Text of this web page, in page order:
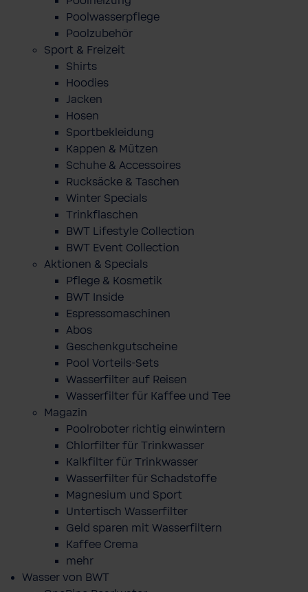
Poolwasserpflege
Poolzubehör
Sport & Freizeit
Shirts
Hoodies
Jacken
Hosen
Sportbekleidung
Kappen & Mützen
Schuhe & Accessoires
Rucksäcke & Taschen
Winter Specials
Trinkflaschen
BWT Lifestyle Collection
BWT Event Collection
Aktionen & Specials
Pflege & Kosmetik
BWT Inside
Espressomaschinen
Abos
Geschenkgutscheine
Pool Vorteils-Sets
Wasserfilter auf Reisen
Wasserfilter für Kaffee und Tee
Magazin
Poolroboter richtig einwintern
Chlorfilter für Trinkwasser
Kalkfilter für Trinkwasser
Wasserfilter für Schadstoffe
Magnesium und Sport
Untertisch Wasserfilter
Geld sparen mit Wasserfiltern
Kaffee Crema
mehr
Wasser von BWT